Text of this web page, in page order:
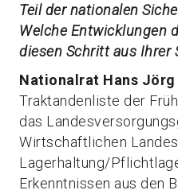
Teil der nationalen
Welche Entwicklungen
diesen Schritt aus Ihrer
Nationalrat Hans Jörg
Traktandenliste der
das
Wirtschaftlichen
Lagerhaltung/
Erkenntnissen aus den